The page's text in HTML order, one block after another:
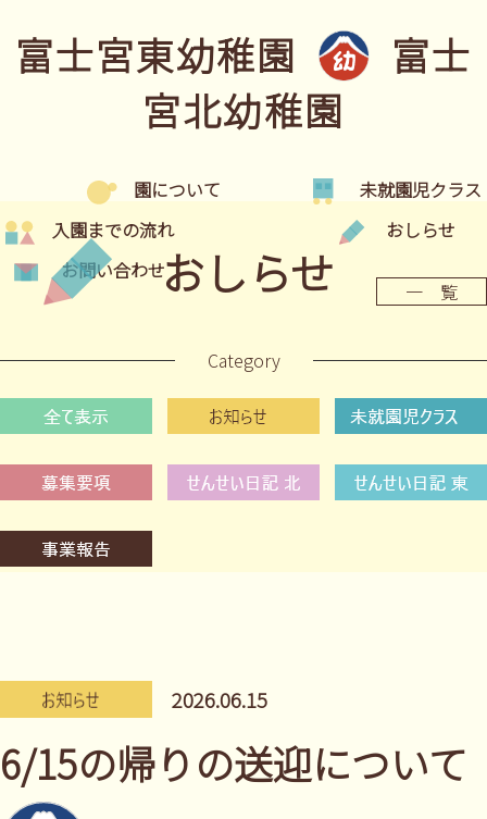
富士宮東幼稚園
富士
宮北幼稚園
園について
未就園児クラス
入園までの流れ
おしらせ
お問い合わせおしらせ 一 覧
Category
2026.06.15
6/15の帰りの送迎について